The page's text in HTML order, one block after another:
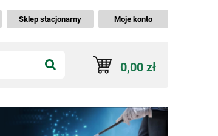
Sklep stacjonarny Moje konto
0,00 zł